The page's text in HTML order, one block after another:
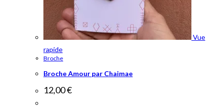
Vue
rapide
Broche
Broche Amour par Chaimae
12,00€